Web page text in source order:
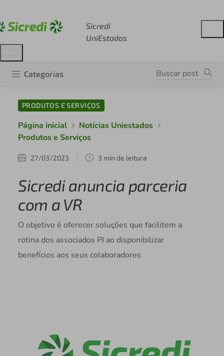
Sicredi
UniEstados
Categorias
PRODUTOS E SERVIÇOS
Página inicial
Notícias Uniestados
Produtos e Serviços
27/03/2023 3 min de leitura
Sicredi anuncia parceria
com a VR
O objetivo é oferecer soluções que facilitem a
rotina dos associados PJ ao disponibilizar
benefícios aos seus colaboradores